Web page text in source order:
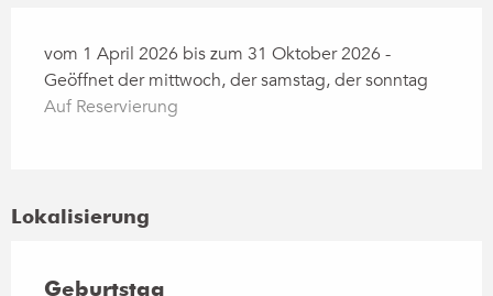
vom 1 April 2026 bis zum 31 Oktober 2026 -
Geöffnet der mittwoch, der samstag, der sonntag
Auf Reservierung
Lokalisierung
Geburtstag